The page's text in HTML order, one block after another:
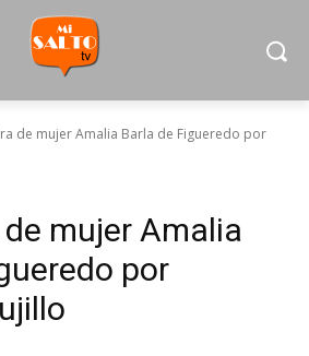
de mujer Amalia Barla de Figueredo por
mujer Amalia
por